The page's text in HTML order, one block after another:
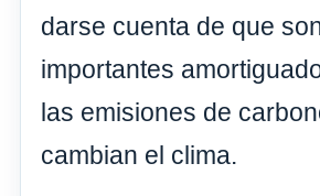
darse cuenta de que
importantes
las emisiones de
cambian el clima.